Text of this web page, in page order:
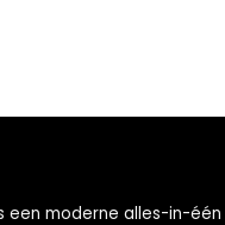
een moderne alles-in-